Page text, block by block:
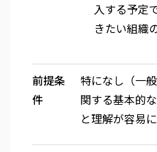
入する予定
きたい組織
前提条
件
特になし（一
関する基本的
と理解が容易